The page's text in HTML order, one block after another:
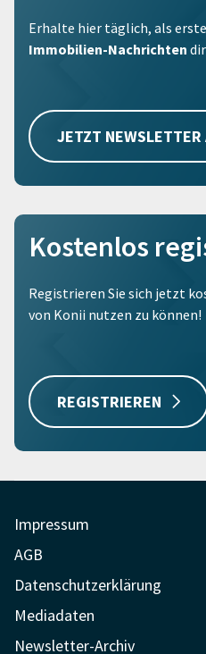
Erhalte hier täglich, als
Immobilien-Nachrichten
JETZT NEWSLETTER
Kostenlos
Registrieren Sie sich jetzt
von Konii nutzen zu können!
REGISTRIEREN
Impressum
AGB
Datenschutzerklärung
Mediadaten
Newsletter-Archiv